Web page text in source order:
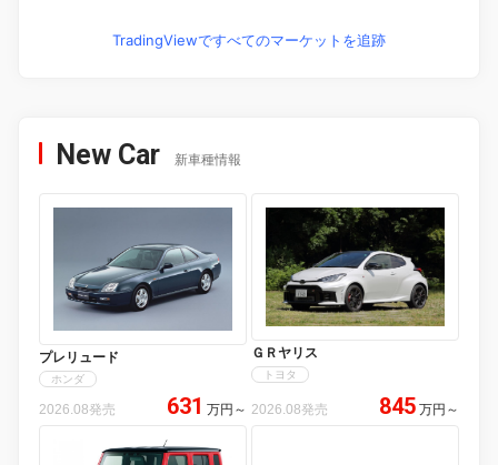
TradingViewですべてのマーケットを追跡
New Car 新車種情報
プレリュード
ホンダ
2026.08発売 631 万円 ～
ＧＲヤリス
トヨタ
2026.08発売 845 万円 ～